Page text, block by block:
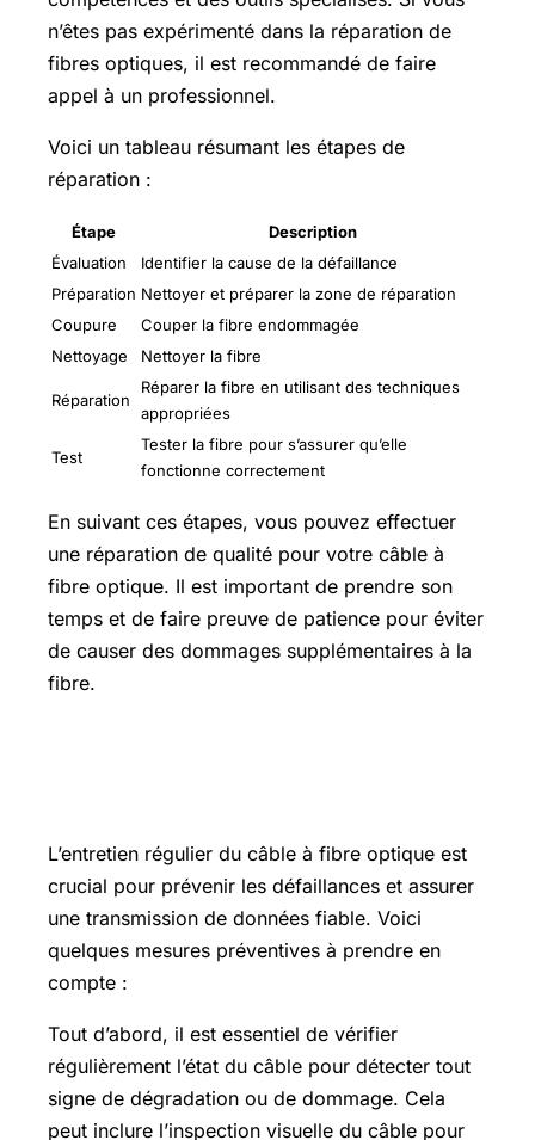
n’êtes pas expérimenté dans la réparation de
fibres optiques, il est recommandé de faire
appel à un professionnel.
Voici un tableau résumant les étapes de
réparation :
Étape
Description
Évaluation
Identifier la cause de la défaillance
Préparation Nettoyer et préparer la zone de réparation
Coupure
Couper la fibre endommagée
Nettoyage
Nettoyer la fibre
Réparation
Réparer la fibre en utilisant des techniques
appropriées
Test
Tester la fibre pour s’assurer qu’elle
fonctionne correctement
En suivant ces étapes, vous pouvez effectuer
une réparation de qualité pour votre câble à
fibre optique. Il est important de prendre son
temps et de faire preuve de patience pour éviter
de causer des dommages supplémentaires à la
fibre.
L’entretien régulier du câble à fibre optique est
crucial pour prévenir les défaillances et assurer
une transmission de données fiable. Voici
quelques mesures préventives à prendre en
compte :
Tout d’abord, il est essentiel de vérifier
régulièrement l’état du câble pour détecter tout
signe de dégradation ou de dommage. Cela
peut inclure l’inspection visuelle du câble pour